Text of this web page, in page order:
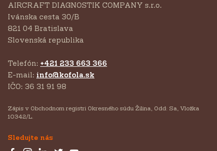
AIRCRAFT DIAGNOSTIK COMPANY s.r.o.
‍Ivánska cesta 30/B
821 04 Bratislava
Slovenská republika
Telefón: +421 233 663 366
E-mail: info@kofola.sk
IČO: 36 31 91 98
Zápis v Obchodnom registri Okresného súdu Žilina, Odd: Sa, Vložka
10342/L.
Sledujte nás